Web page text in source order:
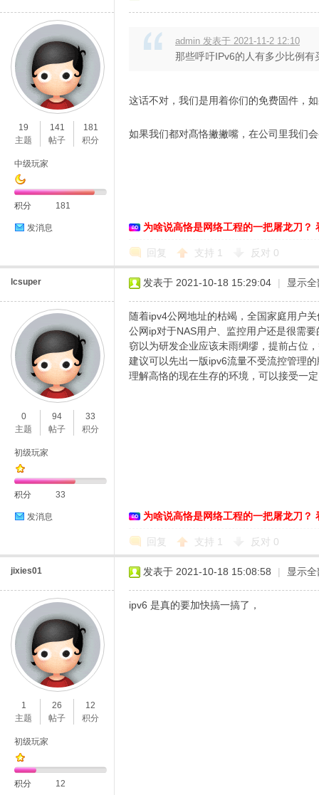
19
主题
141
帖子
181
积分
中级玩家
积分 181
发消息
admin 发表于 2021-11-2 12:10
那些呼吁IPv6的人有多少比例
这话不对，我们是用着你们的免费固件，
如果我们都对髙恪撇撇嘴，在公司里我们
为啥说高恪是网络工程的一把屠龙刀？
回复 支持 1 反对 0
lcsuper
0
主题
94
帖子
33
积分
初级玩家
积分 33
发消息
发表于 2021-10-18 15:29:04 | 显示
随着ipv4公网地址的枯竭，全国家庭用户
公网ip对于NAS用户、监控用户还是很需要
窃以为研发企业应该未雨绸缪，提前占位
建议可以先出一版ipv6流量不受流控管理
理解高恪的现在生存的环境，可以接受一
为啥说高恪是网络工程的一把屠龙刀？
回复 支持 1 反对 0
jixies01
1
主题
26
帖子
12
积分
初级玩家
积分 12
发表于 2021-10-18 15:08:58 | 显示
ipv6 是真的要加快搞一搞了，